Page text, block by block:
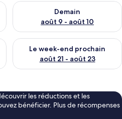
soir août 8 - août 9
Demain
août 9 - août 10
Vérifier la disponibilité pour
week-end août 14 - août 16
Le week-end prochain
août 21 - août 23
Vérifier la disponibilité pour
les réductions et les
bénéficier. Plus de récompenses